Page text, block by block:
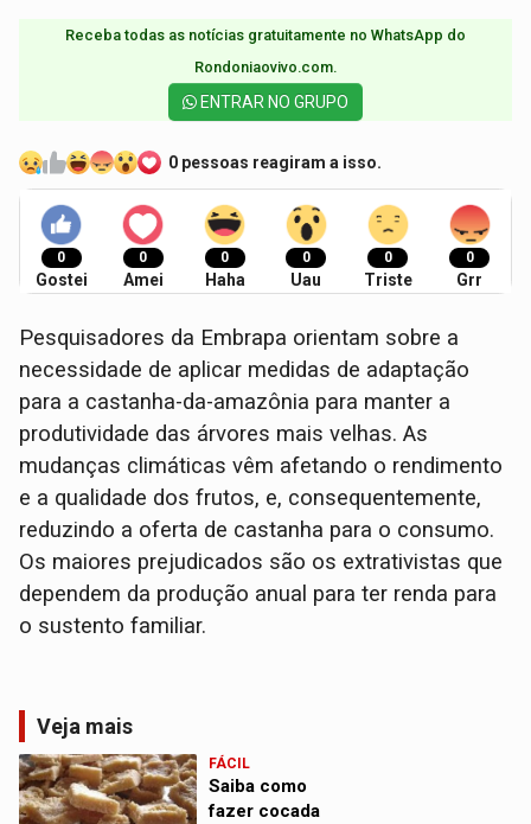
Receba todas as notícias gratuitamente no WhatsApp do
Rondoniaovivo.com.​
ENTRAR NO GRUPO
0 pessoas reagiram a isso.
0
Gostei
0
Amei
0
Haha
0
Uau
0
Triste
0
Grr
Pesquisadores da Embrapa orientam sobre a
necessidade de aplicar medidas de adaptação
para a castanha-da-amazônia para manter a
produtividade das árvores mais velhas. As
mudanças climáticas vêm afetando o rendimento
e a qualidade dos frutos, e, consequentemente,
reduzindo a oferta de castanha para o consumo.
Os maiores prejudicados são os extrativistas que
dependem da produção anual para ter renda para
o sustento familiar.
Veja mais
FÁCIL
Saiba como
fazer cocada